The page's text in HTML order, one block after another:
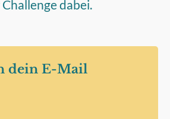
dabei.
dein E-Mail